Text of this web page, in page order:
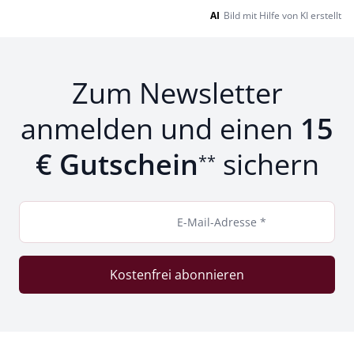
AI Bild mit Hilfe von KI erstellt
Zum Newsletter
anmelden und einen 15
€ Gutschein** sichern
E-Mail-Adresse *
Kostenfrei abonnieren